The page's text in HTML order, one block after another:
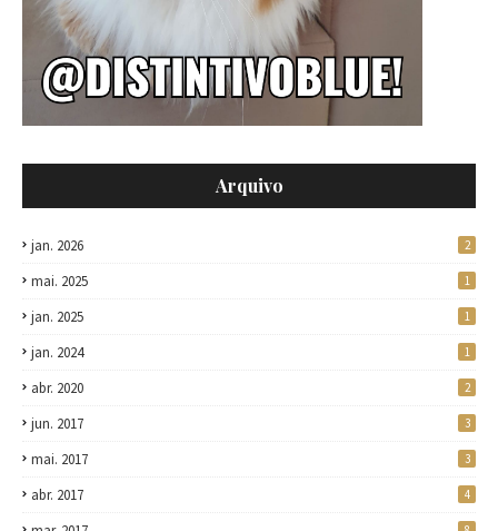
Arquivo
jan. 2026 2
mai. 2025 1
jan. 2025 1
jan. 2024 1
abr. 2020 2
jun. 2017 3
mai. 2017 3
abr. 2017 4